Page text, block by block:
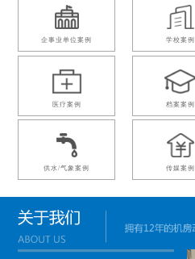
企事业单位案例 学校案例
医疗案例 档案案例
供水/气象案例 传媒案例